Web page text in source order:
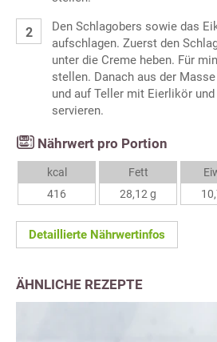
Den Schlagobers sowie das
aufschlagen. Zuerst den
unter die Creme heben. Für
stellen. Danach aus der
und auf Teller mit Eierlikör
servieren.
Nährwert pro Portion
kcal
416
Fett
28,12 g
Detaillierte Nährwertinfos
ÄHNLICHE REZEPTE